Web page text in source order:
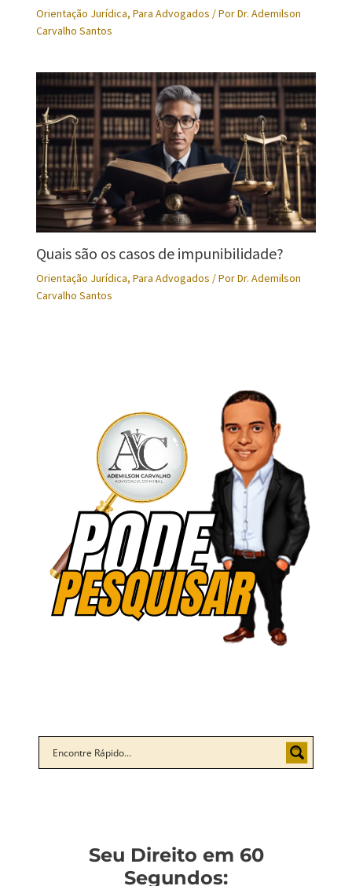
Orientação Jurídica, Para Advogados / PorDr. Ademilson
Carvalho Santos
Quais são os casos de impunibilidade?
Orientação Jurídica, Para Advogados / PorDr. Ademilson
Carvalho Santos
Seu Direito em 60
Segundos: